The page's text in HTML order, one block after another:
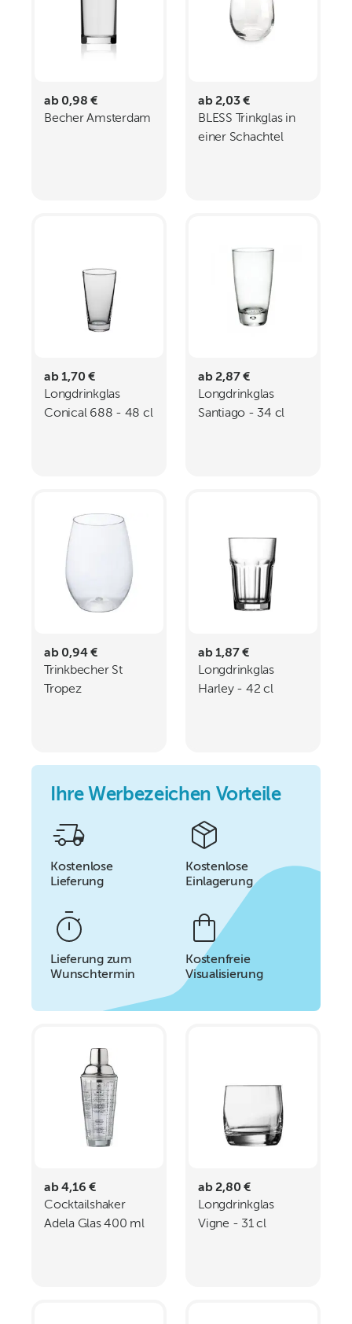
ab 0,98 €
Becher Amsterdam
ab 2,03 €
BLESS Trinkglas in
einer Schachtel
ab 1,70 €
Longdrinkglas
Conical 688 - 48 cl
ab 2,87 €
Longdrinkglas
Santiago - 34 cl
ab 0,94 €
Trinkbecher St
Tropez
ab 1,87 €
Longdrinkglas
Harley - 42 cl
Ihre Werbezeichen Vorteile
Kostenlose
Lieferung
Kostenlose
Einlagerung
Lieferung zum
Wunschtermin
Kostenfreie
Visualisierung
ab 4,16 €
Cocktailshaker
Adela Glas 400 ml
ab 2,80 €
Longdrinkglas
Vigne - 31 cl